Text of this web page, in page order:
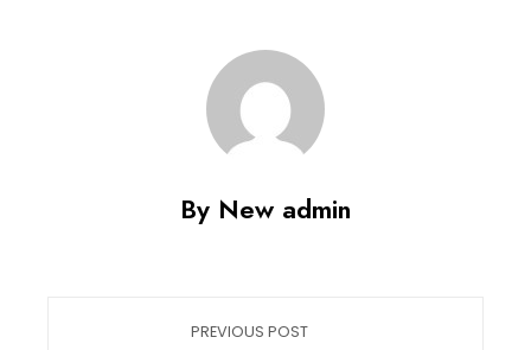
By New admin
PREVIOUS POST